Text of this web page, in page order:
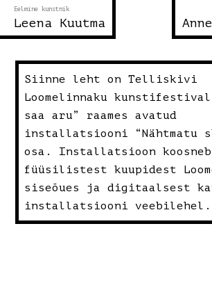
Eelmine kunstnik
Leena Kuutma
Siinne leht on Telliskivi
Loomelinnaku
saa aru” raames avatud
installatsiooni “Nähtmatu
osa. Installatsioon koosneb
füüsilistest kuupidest
siseõues ja digitaalsest
installatsiooni veebilehel.